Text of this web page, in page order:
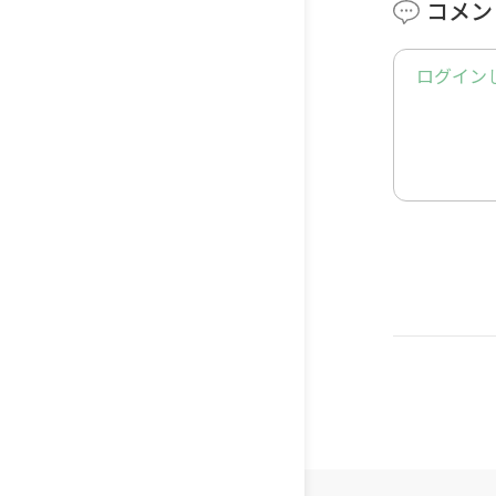
YouTube
ている親
届けし
幼児教育
中。
コメ
ログイン